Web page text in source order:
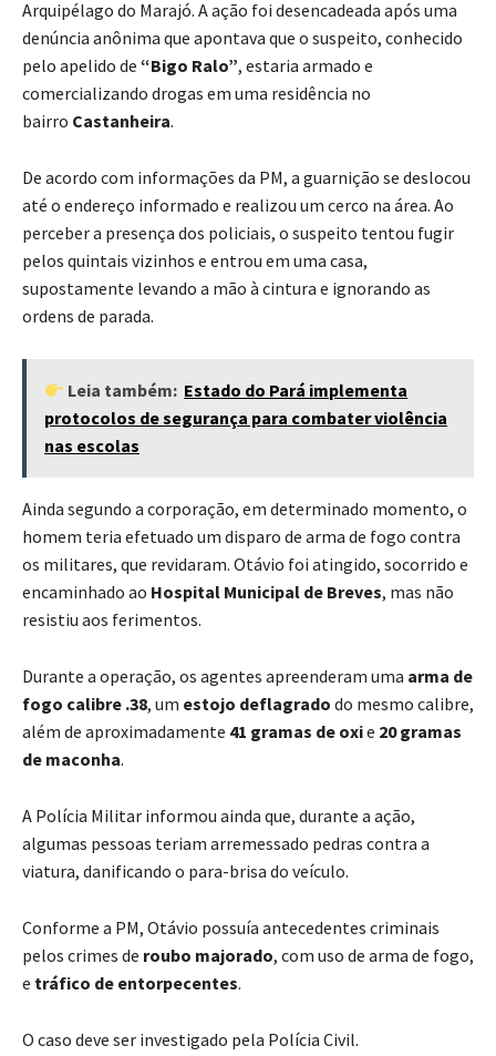
Arquipélago do Marajó. A ação foi desencadeada após uma
denúncia anônima que apontava que o suspeito, conhecido
pelo apelido de “Bigo Ralo”, estaria armado e
comercializando drogas em uma residência no
bairro Castanheira.
De acordo com informações da PM, a guarnição se deslocou
até o endereço informado e realizou um cerco na área. Ao
perceber a presença dos policiais, o suspeito tentou fugir
pelos quintais vizinhos e entrou em uma casa,
supostamente levando a mão à cintura e ignorando as
ordens de parada.
Leia também: Estado do Pará implementa
protocolos de segurança para combater violência
nas escolas
Ainda segundo a corporação, em determinado momento, o
homem teria efetuado um disparo de arma de fogo contra
os militares, que revidaram. Otávio foi atingido, socorrido e
encaminhado ao Hospital Municipal de Breves, mas não
resistiu aos ferimentos.
Durante a operação, os agentes apreenderam uma arma de
fogo calibre .38, um estojo deflagrado do mesmo calibre,
além de aproximadamente 41 gramas de oxie 20 gramas
de maconha.
A Polícia Militar informou ainda que, durante a ação,
algumas pessoas teriam arremessado pedras contra a
viatura, danificando o para-brisa do veículo.
Conforme a PM, Otávio possuía antecedentes criminais
pelos crimes de roubo majorado, com uso de arma de fogo,
e tráfico de entorpecentes.
O caso deve ser investigado pela Polícia Civil.